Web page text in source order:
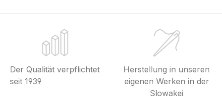
Der Qualität verpflichtet
seit 1939
Herstellung in unseren
eigenen Werken in der
Slowakei